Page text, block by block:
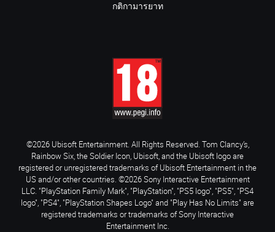
กติกามารยาท
©2026 Ubisoft Entertainment. All Rights Reserved. Tom Clancy’s,
Rainbow Six, the Soldier Icon, Ubisoft, and the Ubisoft logo are
registered or unregistered trademarks of Ubisoft Entertainment in the
US and/or other countries. ©2026 Sony Interactive Entertainment
LLC. "PlayStation Family Mark", "PlayStation", "PS5 logo", "PS5", "PS4
logo", "PS4", "PlayStation Shapes Logo" and "Play Has No Limits" are
registered trademarks or trademarks of Sony Interactive
Entertainment Inc.